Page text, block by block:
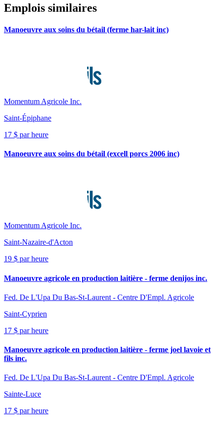
Emplois similaires
Manoeuvre aux soins du bétail (ferme har-lait inc)
Momentum Agricole Inc.
Saint-Épiphane
17 $ par heure
Manoeuvre aux soins du bétail (excell porcs 2006 inc)
Momentum Agricole Inc.
Saint-Nazaire-d'Acton
19 $ par heure
Manoeuvre agricole en production laitière - ferme denijos inc.
Fed. De L'Upa Du Bas-St-Laurent - Centre D'Empl. Agricole
Saint-Cyprien
17 $ par heure
Manoeuvre agricole en production laitière - ferme joel lavoie et
fils inc.
Fed. De L'Upa Du Bas-St-Laurent - Centre D'Empl. Agricole
Sainte-Luce
17 $ par heure